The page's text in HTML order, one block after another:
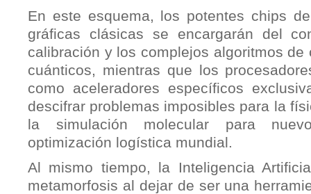
En este esquema, los potentes chips
gráficas clásicas se encargarán del
calibración y los complejos algoritmos de
cuánticos, mientras que los
como aceleradores específicos
descifrar problemas imposibles para la
la simulación molecular para
optimización logística mundial.
Al mismo tiempo, la Inteligencia
metamorfosis al dejar de ser una